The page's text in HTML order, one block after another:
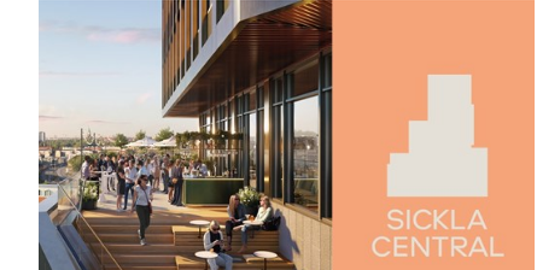
Smedjegatan 25 | 604 Kvm